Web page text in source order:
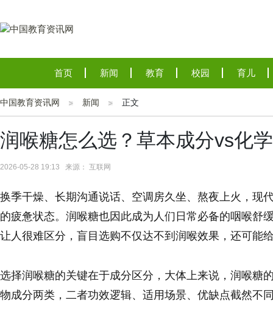
首页 新闻 教育 校园 育儿
中国教育资讯网 新闻 正文
润喉糖怎么选？草本成分vs化
2026-05-28 19:13 来源： 互联网
换季干燥、长期沟通说话、空调房久坐、熬夜上火，现
的疲惫状态。润喉糖也因此成为人们日常必备的咽喉舒
让人很难区分，盲目选购不仅达不到润喉效果，还可能
选择润喉糖的关键在于成分区分，大体上来说，润喉糖
物成分两类，二者功效逻辑、适用场景、优缺点截然不